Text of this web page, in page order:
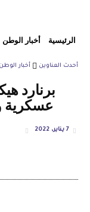
الرئيسية أخبار الوطن
أحدث العناوين أخبار الوطن
برنارد
عسكرية
7 يناير، 2022